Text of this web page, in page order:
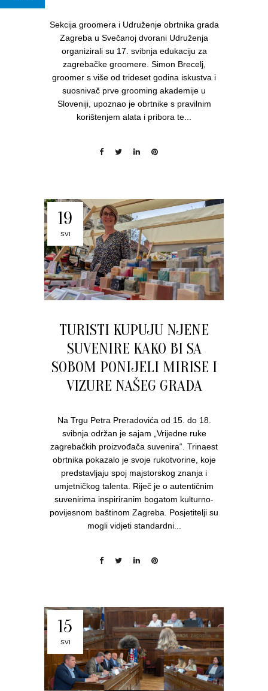
Sekcija groomera i Udruženje obrtnika grada
Zagreba u Svečanoj dvorani Udruženja
organizirali su 17. svibnja edukaciju za
zagrebačke groomere. Simon Brecelj,
groomer s više od trideset godina iskustva i
suosnivač prve grooming akademije u
Sloveniji, upoznao je obrtnike s pravilnim
korištenjem alata i pribora te...
19
SVI
TURISTI KUPUJU NJENE
SUVENIRE KAKO BI SA
SOBOM PONIJELI MIRISE I
VIZURE NAŠEG GRADA
Na Trgu Petra Preradovića od 15. do 18.
svibnja održan je sajam „Vrijedne ruke
zagrebačkih proizvođača suvenira“. Trinaest
obrtnika pokazalo je svoje rukotvorine, koje
predstavljaju spoj majstorskog znanja i
umjetničkog talenta. Riječ je o autentičnim
suvenirima inspiriranim bogatom kulturno-
povijesnom baštinom Zagreba. Posjetitelji su
mogli vidjeti standardni...
15
SVI